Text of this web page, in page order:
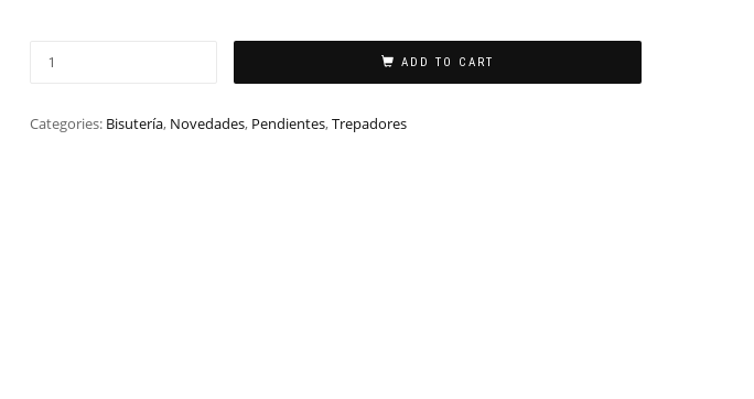
ADD TO CART
Categories: Bisutería, Novedades, Pendientes,Trepadores